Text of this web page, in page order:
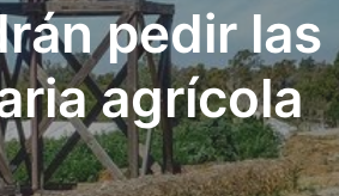
pedir las
agrícola